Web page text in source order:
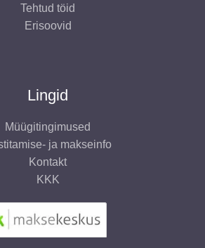
Tehtud töid
Erisoovid
Lingid
Müügitingimused
ja makseinfo
Kontakt
KKK